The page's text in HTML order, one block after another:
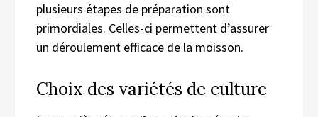
plusieurs étapes de préparation sont
primordiales. Celles-ci permettent d’assurer
un déroulement efficace de la moisson.
Choix des variétés de culture